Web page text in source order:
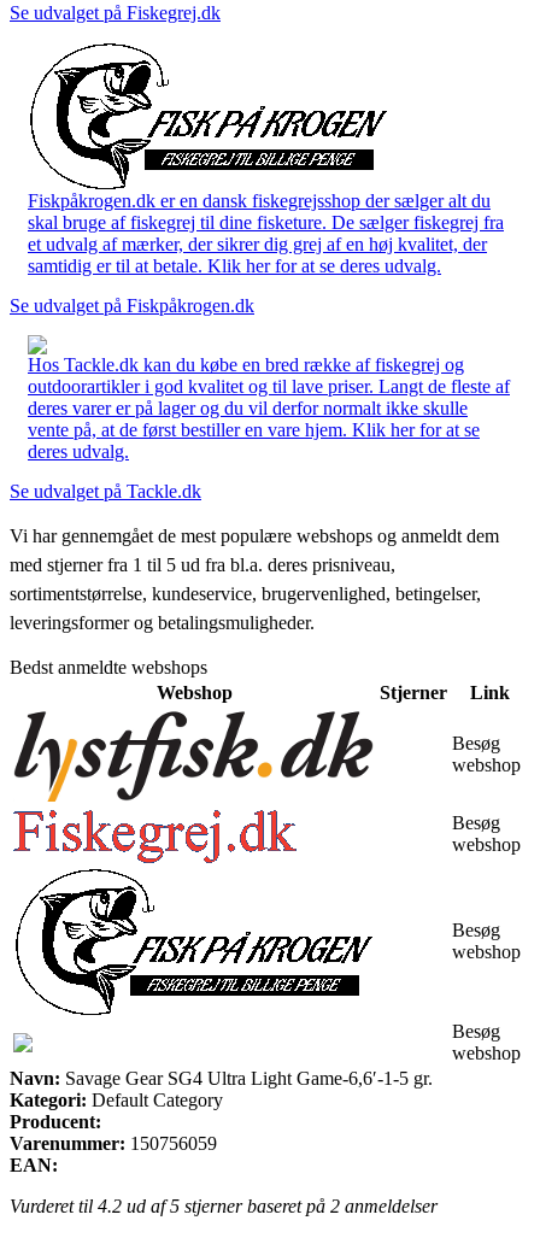
Se udvalget på Fiskegrej.dk
Fiskpåkrogen.dk er en dansk fiskegrejsshop der sælger alt du
skal bruge af fiskegrej til dine fisketure. De sælger fiskegrej fra
et udvalg af mærker, der sikrer dig grej af en høj kvalitet, der
samtidig er til at betale. Klik her for at se deres udvalg.
Se udvalget på Fiskpåkrogen.dk
Hos Tackle.dk kan du købe en bred række af fiskegrej og
outdoorartikler i god kvalitet og til lave priser. Langt de fleste af
deres varer er på lager og du vil derfor normalt ikke skulle
vente på, at de først bestiller en vare hjem. Klik her for at se
deres udvalg.
Se udvalget på Tackle.dk
Vi har gennemgået de mest populære webshops og anmeldt dem
med stjerner fra 1 til 5 ud fra bl.a. deres prisniveau,
sortimentstørrelse, kundeservice, brugervenlighed, betingelser,
leveringsformer og betalingsmuligheder.
Bedst anmeldte webshops
Webshop
Stjerner Link
Besøg
webshop
Besøg
webshop
Besøg
webshop
Besøg
webshop
Navn: Savage Gear SG4 Ultra Light Game-6,6′-1-5 gr.
Kategori: Default Category
Producent:
Varenummer: 150756059
EAN:
Vurderet til 4.2 ud af 5 stjerner baseret på 2 anmeldelser